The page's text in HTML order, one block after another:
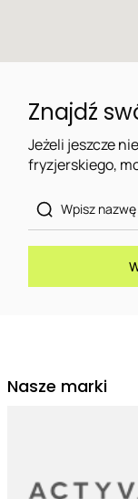
Znajdź
Jeżeli jeszcze
fryzjerskiego,
Nasze marki